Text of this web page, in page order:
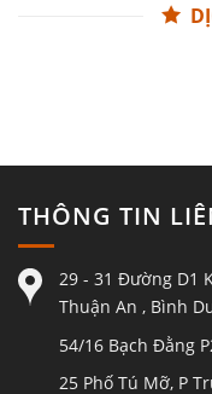
THÔNG TIN
29 - 31 Đường D1
Thuận An , Bình
54/16 Bạch Đằng
25 Phố Tú Mỡ, P